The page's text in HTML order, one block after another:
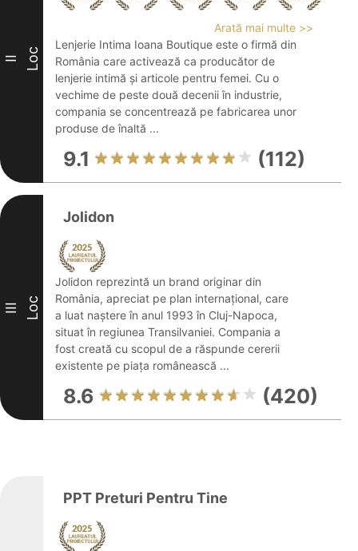
II Loc
Arată mai multe >>
Lenjerie Intima Ioana Boutique este o firmă din
România care activează ca producător de
lenjerie intimă și articole pentru femei. Cu o
vechime de peste două decenii în industrie,
compania se concentrează pe fabricarea unor
produse de înaltă ...
9.1 (112)
III Loc
Jolidon
Jolidon reprezintă un brand originar din
România, apreciat pe plan internațional, care
a luat naștere în anul 1993 în Cluj-Napoca,
situat în regiunea Transilvaniei. Compania a
fost creată cu scopul de a răspunde cererii
existente pe piața românească ...
8.6 (420)
PPT Preturi Pentru Tine